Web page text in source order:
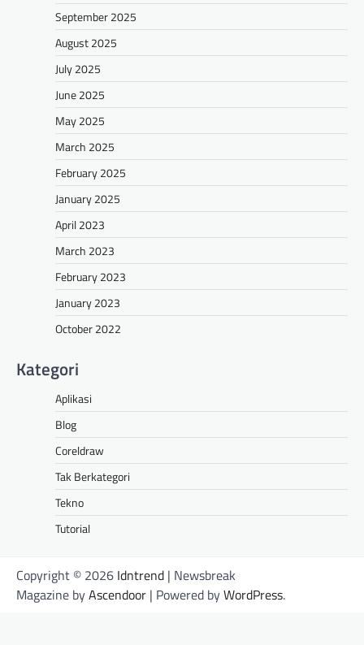
September 2025
August 2025
July 2025
June 2025
May 2025
March 2025
February 2025
January 2025
April 2023
March 2023
February 2023
January 2023
October 2022
Kategori
Aplikasi
Blog
Coreldraw
Tak Berkategori
Tekno
Tutorial
Copyright © 2026 Idntrend | Newsbreak
Magazine byAscendoor | Powered byWordPress.